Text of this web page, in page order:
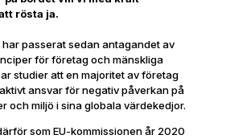
rösta ja.
passerat sedan antagandet av
för företag och mänskliga
studier att en majoritet av företag
ansvar för negativ påverkan på
och miljö i sina globala värdekedjor.
som EU-kommissionen år 2020